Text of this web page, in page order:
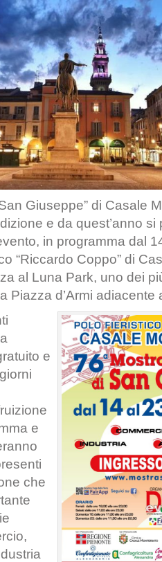
Giuseppe” di Casale
e da quest’anno si
in programma dal
“Riccardo Coppo” di
al Luna Park, uno dei
Piazza d’Armi adiacente
e
e
che